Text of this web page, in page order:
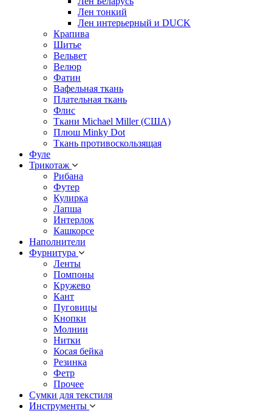
Лен тонкий
Лен интерьерный и DUCK
Крапива
Шитье
Вельвет
Велюр
Фатин
Вафельная ткань
Плательная ткань
Флис
Ткани Michael Miller (США)
Плюш Minky Dot
Ткань противоскользящая
Фуле
Трикотаж
Рибана
Футер
Кулирка
Лапша
Интерлок
Кашкорсе
Наполнители
Фурнитура
Ленты
Помпоны
Кружево
Кант
Пуговицы
Кнопки
Молнии
Нитки
Косая бейка
Резинка
Фетр
Прочее
Сумки для текстиля
Инструменты